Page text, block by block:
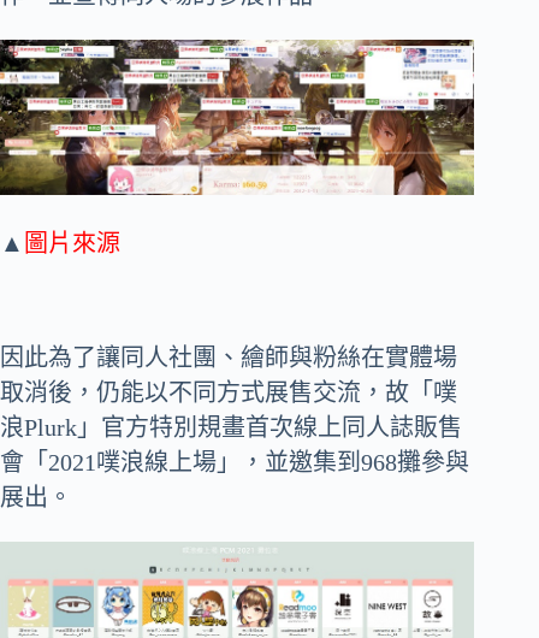
▲ 圖片來源
因此為了讓同人社團、繪師與粉絲在實體場
取消後，仍能以不同方式展售交流，故「噗
浪Plurk」官方特別規畫首次線上同人誌販售
會「2021噗浪線上場」，並邀集到968攤參與
展出。